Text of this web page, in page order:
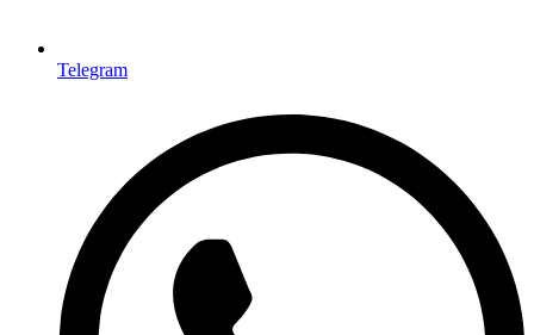
Telegram